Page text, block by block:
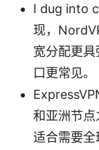
I dug into
现，
宽分配更
口更常见。
和亚洲节点
适合需要全